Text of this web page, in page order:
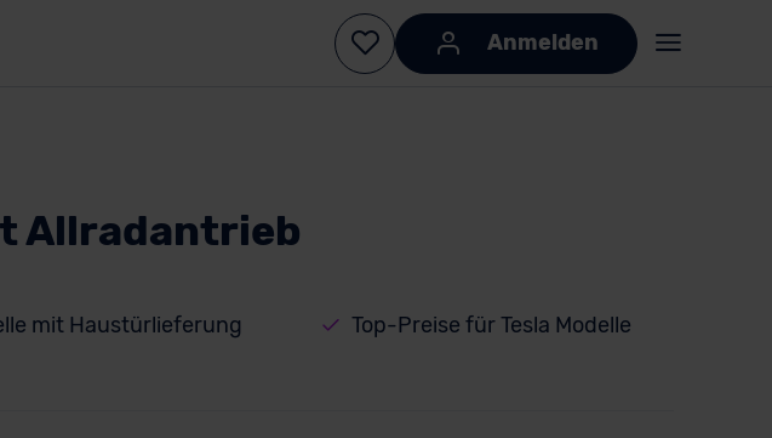
Anmelden
Allradantrieb
mit Haustürlieferung Top-Preise für Tesla Modelle